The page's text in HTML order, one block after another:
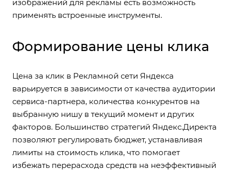
изображений для рекламы есть возможность
применять встроенные инструменты.
Формирование цены клика
Цена за клик в Рекламной сети Яндекса
варьируется в зависимости от качества аудитории
сервиса-партнера, количества конкурентов на
выбранную нишу в текущий момент и других
факторов. Большинство стратегий Яндекс.Директа
позволяют регулировать бюджет, устанавливая
лимиты на стоимость клика, что помогает
избежать перерасхода средств на неэффективный